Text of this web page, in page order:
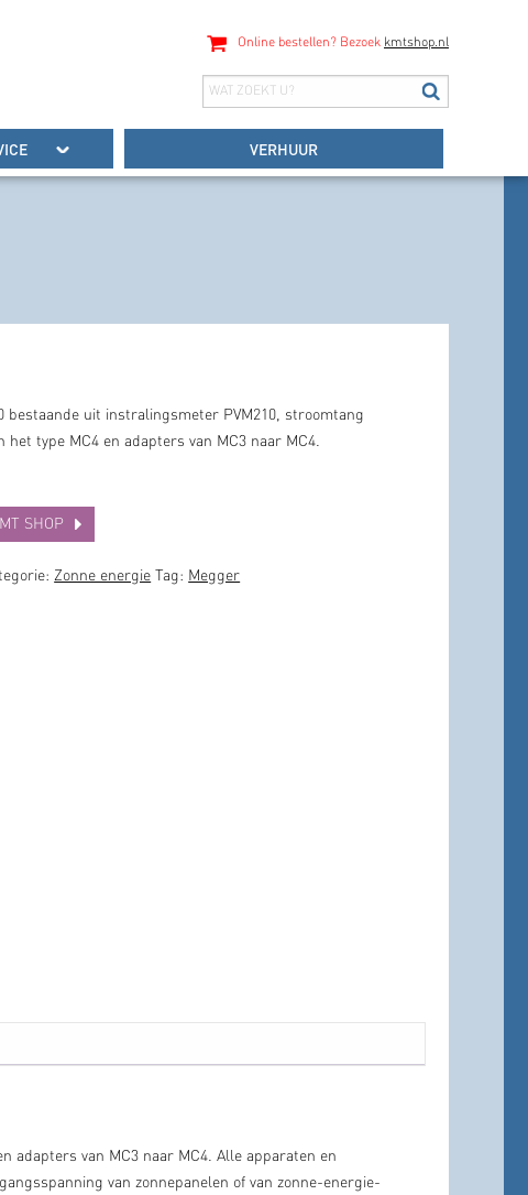
Online bestellen? Bezoek kmtshop.nl
VERHUUR
bestaande uit instralingsmeter PVM210, stroomtang
het type MC4 en adapters van MC3 naar MC4.
SHOP
Zonne energie Tag: Megger
adapters van MC3 naar MC4. Alle apparaten en
van zonnepanelen of van zonne-energie-